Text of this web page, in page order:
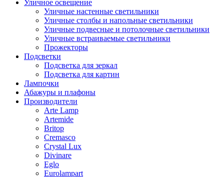
Уличное освещение
Уличные настенные светильники
Уличные столбы и напольные светильники
Уличные подвесные и потолочные светильники
Уличные встраиваемые светильники
Прожекторы
Подсветки
Подсветка для зеркал
Подсветка для картин
Лампочки
Абажуры и плафоны
Производители
Arte Lamp
Artemide
Britop
Cremasco
Crystal Lux
Divinare
Eglo
Eurolampart